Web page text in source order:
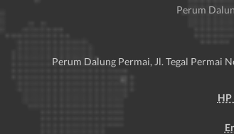
Perum
Perum Dalung Permai, Jl. Tegal Permai